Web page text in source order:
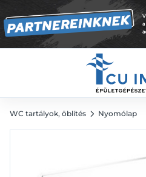
WC tartályok, öblítés Nyomólap
10 928 Ft